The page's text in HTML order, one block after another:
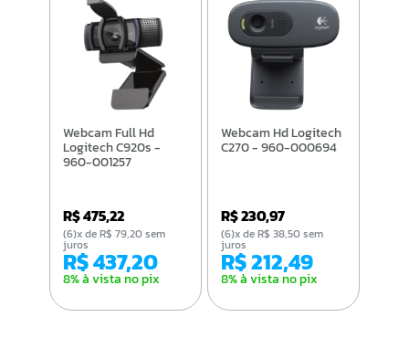
Webcam Full Hd
Logitech C920s -
960-001257
R$ 475,22
R$ 437,20
8% à vista no pix
(6)x de R$ 79,20 sem
juros
Webcam Hd Logitech
C270 - 960-000694
R$ 230,97
R$ 212,49
8% à vista no pix
(6)x de R$ 38,50 sem
juros